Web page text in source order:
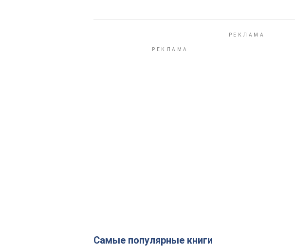
Самые популярные книги